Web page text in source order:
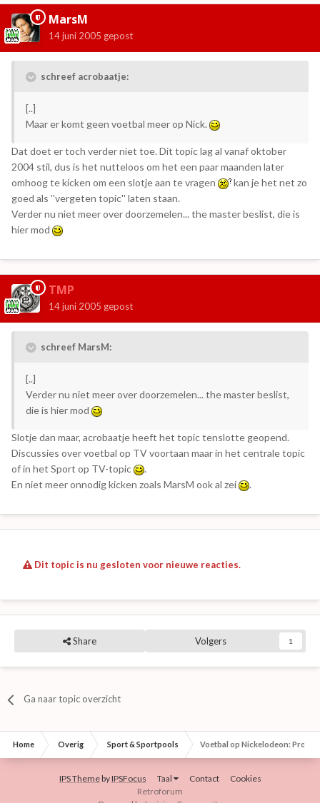
MarsM
14 juni 2005 gepost
schreef acrobaatje:
[..]
Maar er komt geen voetbal meer op Nick.
Dat doet er toch verder niet toe. Dit topic lag al vanaf oktober
2004 stil, dus is het nutteloos om het een paar maanden later
omhoog te kicken om een slotje aan te vragen
kan je het net zo
goed als ''vergeten topic'' laten staan.
Verder nu niet meer over doorzemelen... the master beslist, die is
hier mod
TMP
14 juni 2005 gepost
schreef MarsM:
[..]
Verder nu niet meer over doorzemelen... the master beslist,
die is hier mod
Slotje dan maar, acrobaatje heeft het topic tenslotte geopend.
Discussies over voetbal op TV voortaan maar in het centrale topic
of in het Sport op TV-topic
.
En niet meer onnodig kicken zoals MarsM ook al zei
.
Dit topic is nu gesloten voor nieuwe reacties.
Share Volgers 1
Ga naar topic overzicht
Home Overig Sport & Sportpools Voetbal op Nickelodeon:
IPS ThemebyIPSFocus Taal Contact
Cookies
Retroforum